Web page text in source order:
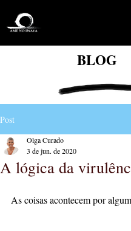
BLOG
Post
A lógica da
Olga Curado
3 de jun. de 2020
As coisas acontecem por